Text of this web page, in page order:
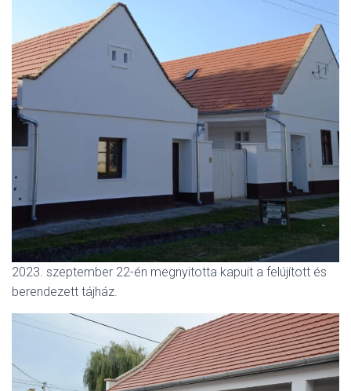
S
A
2023. szeptember 22-én megnyitotta kapuit a felújított és
berendezett tájház.